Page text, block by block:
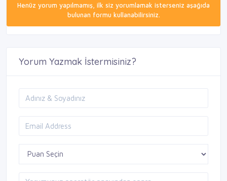
Henüz yorum yapılmamış, ilk siz yorumlamak isterseniz aşağıda
bulunan formu kullanabilirsiniz.
Yorum Yazmak İstermisiniz?